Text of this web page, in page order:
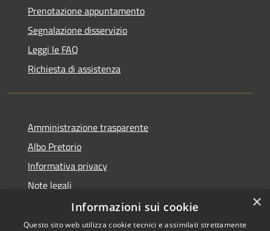
Prenotazione appuntamento
Segnalazione disservizio
Leggi le FAQ
Richiesta di assistenza
Amministrazione trasparente
Albo Pretorio
Informativa privacy
Note legali
Dichiarazione di accessibilità
×
Informazioni sui cookie
Questo sito web utilizza cookie tecnici e assimilati strettamente